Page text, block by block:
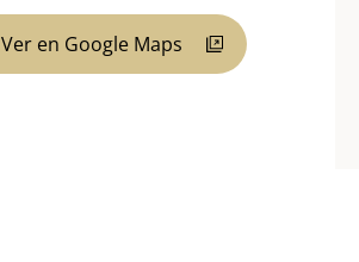
Ver en Google Maps